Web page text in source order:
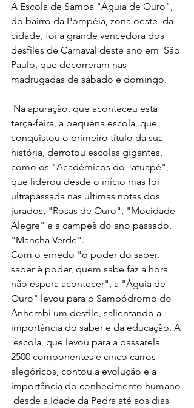
A Escola de Samba "Águia de Ouro",
do bairro da Pompéia, zona oeste  da
cidade, foi a grande vencedora dos
desfiles de Carnaval deste ano em  São
Paulo, que decorreram nas
madrugadas de sábado e domingo.
terça-feira, a pequena escola, que
conquistou o primeiro título da sua
história, derrotou escolas gigantes,
como os "Académicos do Tatuapé",
que liderou desde o início mas foi
ultrapassada nas últimas notas dos
jurados, "Rosas de Ouro", "Mocidade
Alegre" e a campeã do ano passado,
"Mancha Verde".
Com o enredo "o poder do saber,
saber é poder, quem sabe faz a hora
não espera acontecer", a "Águia de
Ouro" levou para o Sambódromo do
Anhembi um desfile, salientando a
importância do saber e da educação. A
escola, que levou para a passarela
2500 componentes e cinco carros
alegóricos, contou a evolução e a
importância do conhecimento humano
desde a Idade da Pedra até aos dias